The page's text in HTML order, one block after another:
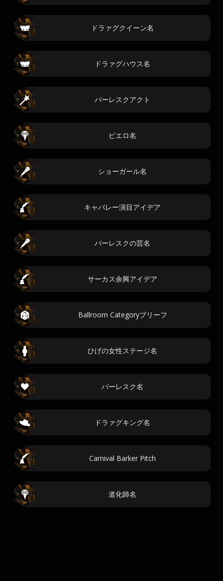
ドラァグクイーン名
ドラァグハウス名
バーレスクアクト
ピエロ名
ショーガール名
キャバレー演目アイデア
バーレスクの芸名
サーカス余興アイデア
Ballroom Categoryブリーフ
ひげの女性ステージ名
バーレスク名
ドラァグキング名
Carnival Barker Pitch
道化師名